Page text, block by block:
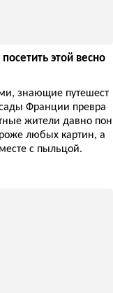
этой весно
знающие путешест
Франции превра
жители давно пон
любых картин, а
с пыльцой.